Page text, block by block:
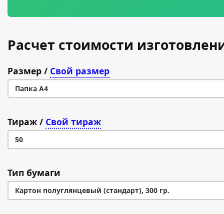
Расчет стоимости
Размер / Свой размер
Папка А4
Тираж / Свой тираж
50
Тип бумаги
Картон полуглянцевый (стандарт), 300 гр.